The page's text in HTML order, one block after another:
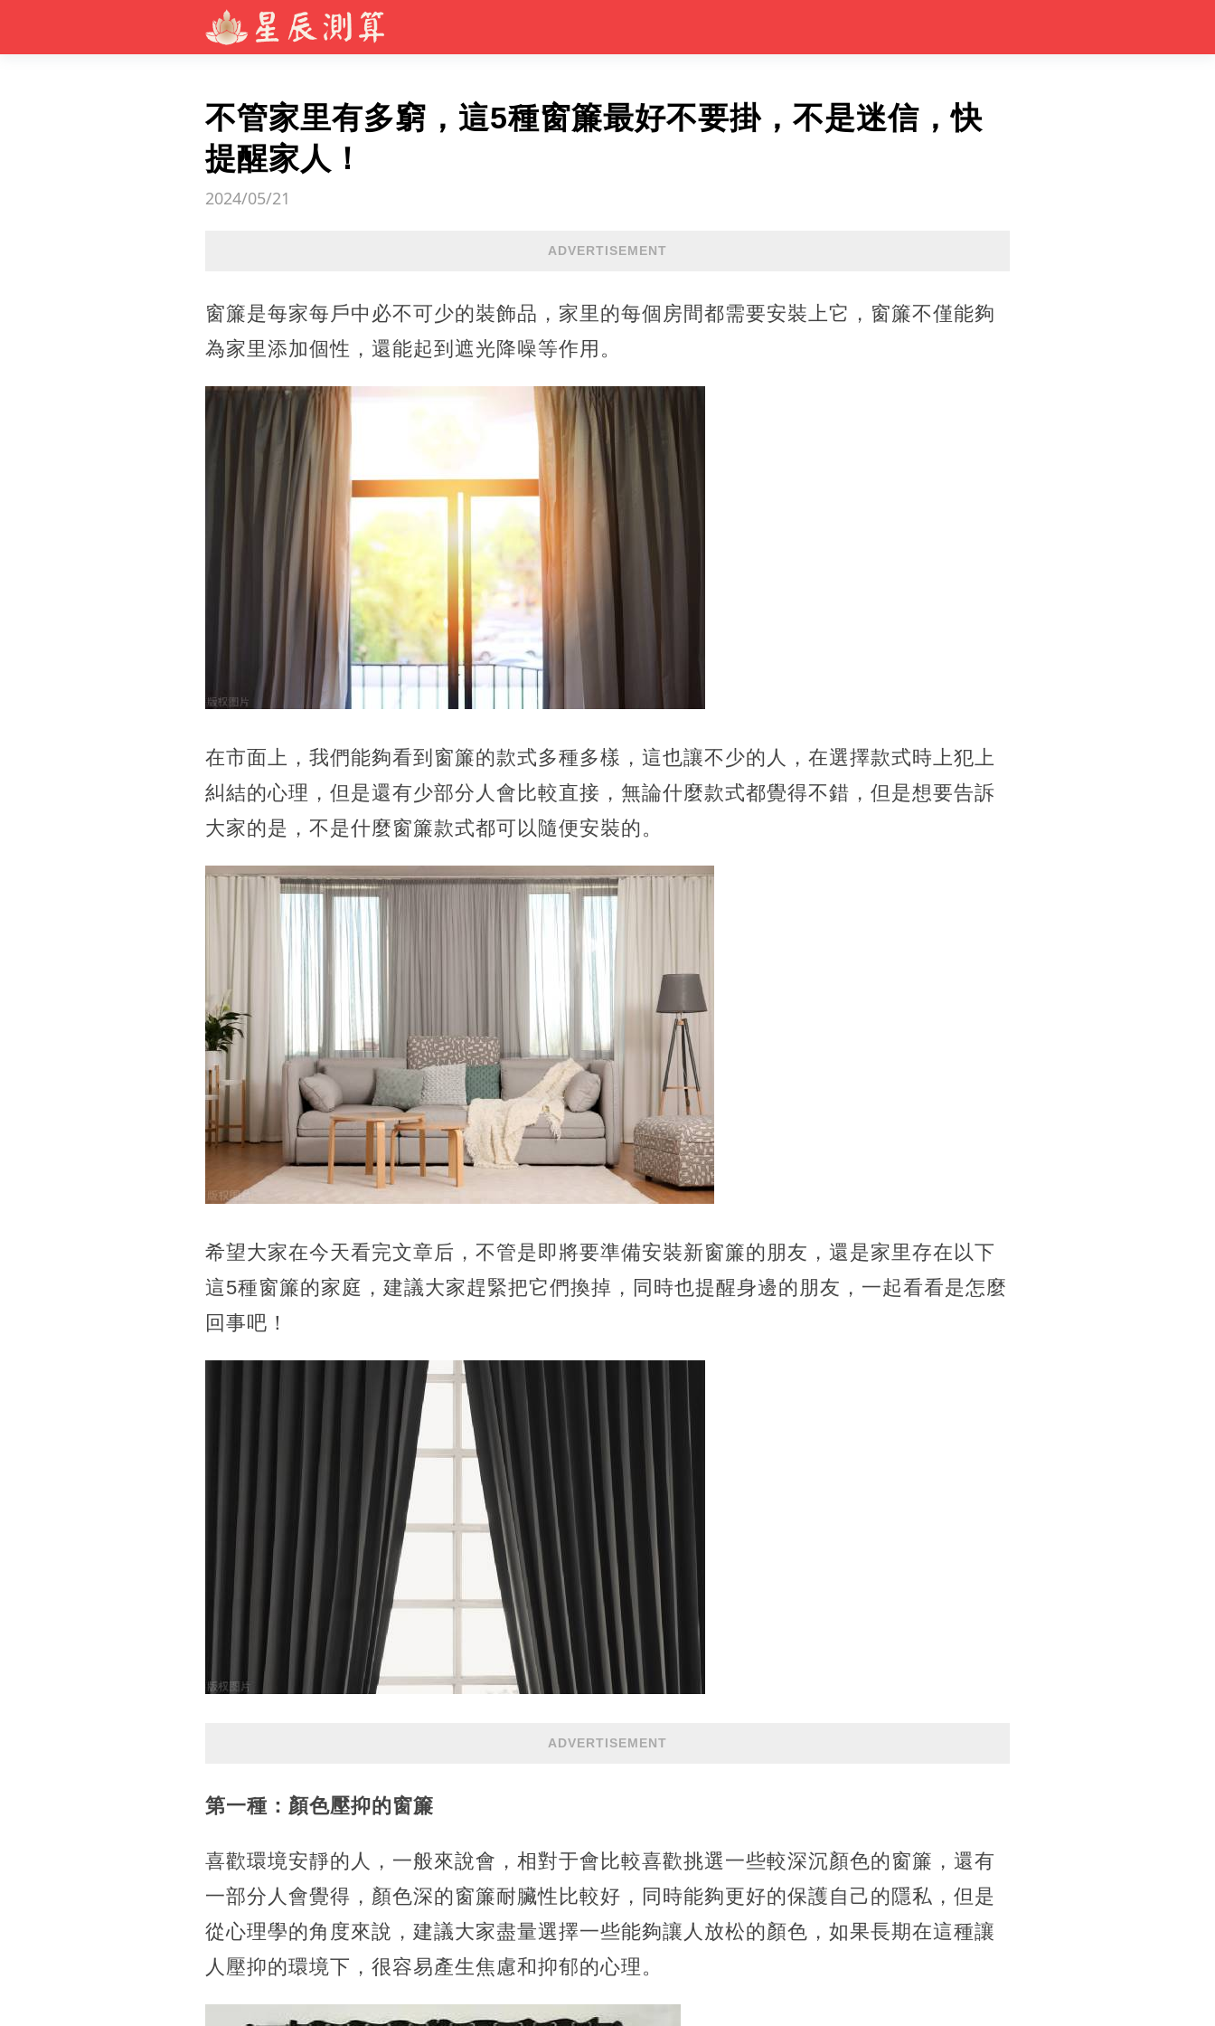
不管家里有多窮，這5種窗簾最好不要掛，不是迷信，快
提醒家人！
2024/05/21
ADVERTISEMENT
窗簾是每家每戶中必不可少的裝飾品，家里的每個房間都需要安裝上它，窗簾不僅能夠
為家里添加個性，還能起到遮光降噪等作用。
在市面上，我們能夠看到窗簾的款式多種多樣，這也讓不少的人，在選擇款式時上犯上
糾結的心理，但是還有少部分人會比較直接，無論什麼款式都覺得不錯，但是想要告訴
大家的是，不是什麼窗簾款式都可以隨便安裝的。
希望大家在今天看完文章后，不管是即將要準備安裝新窗簾的朋友，還是家里存在以下
這5種窗簾的家庭，建議大家趕緊把它們換掉，同時也提醒身邊的朋友，一起看看是怎麼
回事吧！
ADVERTISEMENT
第一種：顏色壓抑的窗簾
喜歡環境安靜的人，一般來說會，相對于會比較喜歡挑選一些較深沉顏色的窗簾，還有
一部分人會覺得，顏色深的窗簾耐臟性比較好，同時能夠更好的保護自己的隱私，但是
從心理學的角度來說，建議大家盡量選擇一些能夠讓人放松的顏色，如果長期在這種讓
人壓抑的環境下，很容易產生焦慮和抑郁的心理。